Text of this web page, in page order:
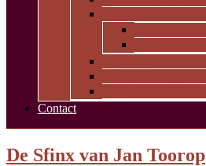
Contact
De Sfinx van Jan Toorop